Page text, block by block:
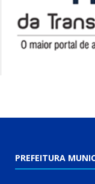
PREFEITURA